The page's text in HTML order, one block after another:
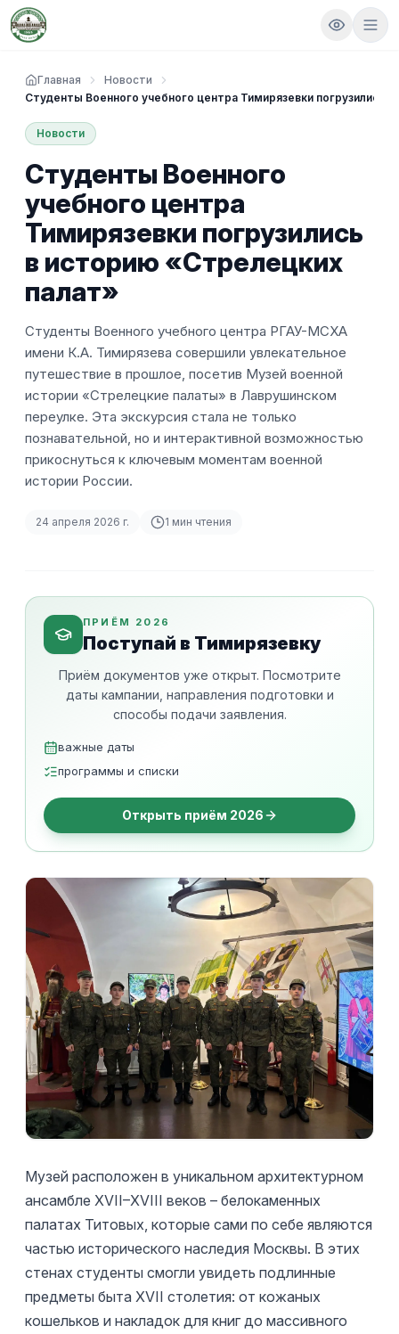
Главная
Новости
Студенты Военного учебного центра Тимирязевки погрузились
Новости
Студенты Военного
учебного центра
Тимирязевки погрузились
в историю «Стрелецких
палат»
Студенты Военного учебного центра РГАУ-МСХА
имени К.А. Тимирязева совершили увлекательное
путешествие в прошлое, посетив Музей военной
истории «Стрелецкие палаты» в Лаврушинском
переулке. Эта экскурсия стала не только
познавательной, но и интерактивной возможностью
прикоснуться к ключевым моментам военной
истории России.
24 апреля 2026 г. 1 мин чтения
ПРИЁМ 2026
Поступай в Тимирязевку
Приём документов уже открыт. Посмотрите
даты кампании, направления подготовки и
способы подачи заявления.
важные даты
программы и списки
Открыть приём 2026
Музей расположен в уникальном архитектурном
ансамбле XVII–XVIII веков – белокаменных
палатах Титовых, которые сами по себе являются
частью исторического наследия Москвы. В этих
стенах студенты смогли увидеть подлинные
предметы быта XVII столетия: от кожаных
кошельков и накладок для книг до массивного